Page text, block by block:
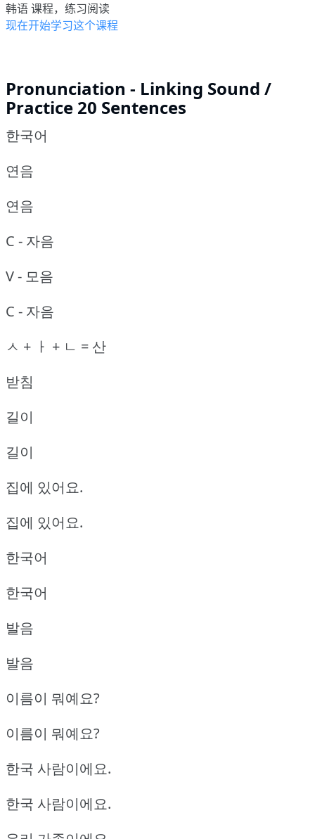
韩语 课程，练习阅读
现在开始学习这个课程
Pronunciation - Linking Sound /
Practice 20 Sentences
한국어
연음
연음
C - 자음
V - 모음
C - 자음
ㅅ + ㅏ + ㄴ = 산
받침
길이
길이
집에 있어요.
집에 있어요.
한국어
한국어
발음
발음
이름이 뭐예요?
이름이 뭐예요?
한국 사람이에요.
한국 사람이에요.